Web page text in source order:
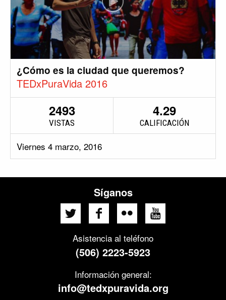
¿Cómo es la ciudad que queremos?
TEDxPuraVida 2016
2493
VISTAS
4.29
CALIFICACIÓN
Viernes 4 marzo, 2016
Síganos
Asistencia al teléfono
(506) 2223-5923
Información general:
info@tedxpuravida.org